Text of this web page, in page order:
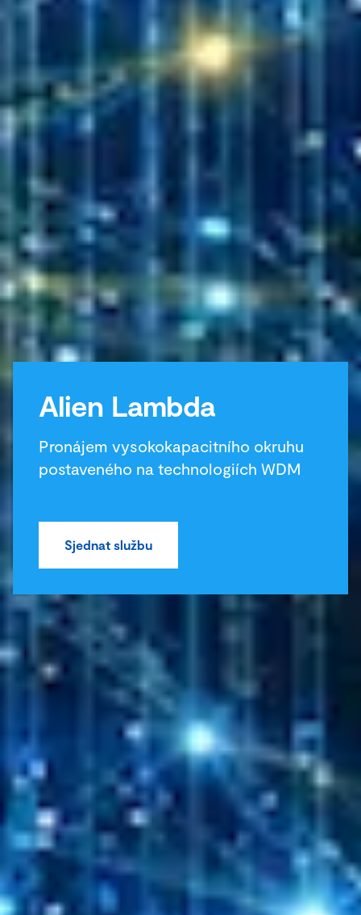
Alien Lambda
Pronájem vysokokapacitního okruhu
postaveného na technologiích WDM
Sjednat službu